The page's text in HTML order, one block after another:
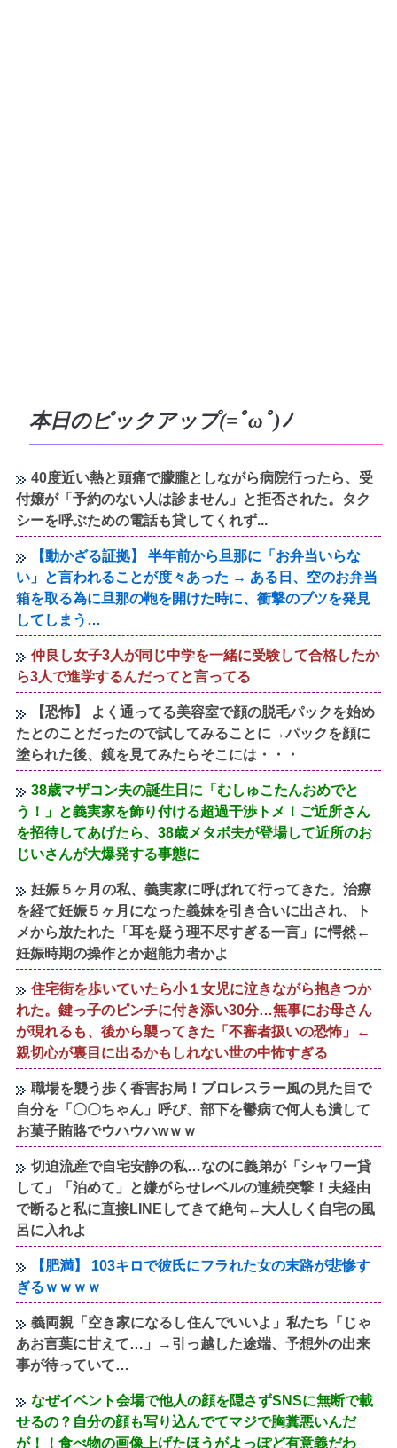
本日のピックアップ(=ﾟωﾟ)ﾉ
40度近い熱と頭痛で朦朧としながら病院行ったら、受
付嬢が「予約のない人は診ません」と拒否された。タク
シーを呼ぶための電話も貸してくれず...
【動かざる証拠】 半年前から旦那に「お弁当いらな
い」と言われることが度々あった → ある日、空のお弁当
箱を取る為に旦那の鞄を開けた時に、衝撃のブツを発見
してしまう…
仲良し女子3人が同じ中学を一緒に受験して合格したか
ら3人で進学するんだってと言ってる
【恐怖】 よく通ってる美容室で顔の脱毛パックを始め
たとのことだったので試してみることに→パックを顔に
塗られた後、鏡を見てみたらそこには・・・
38歳マザコン夫の誕生日に「むしゅこたんおめでと
う！」と義実家を飾り付ける超過干渉トメ！ご近所さん
を招待してあげたら、38歳メタボ夫が登場して近所のお
じいさんが大爆発する事態に
妊娠５ヶ月の私、義実家に呼ばれて行ってきた。治療
を経て妊娠５ヶ月になった義妹を引き合いに出され、ト
メから放たれた「耳を疑う理不尽すぎる一言」に愕然←
妊娠時期の操作とか超能力者かよ
住宅街を歩いていたら小１女児に泣きながら抱きつか
れた。鍵っ子のピンチに付き添い30分…無事にお母さん
が現れるも、後から襲ってきた「不審者扱いの恐怖」←
親切心が裏目に出るかもしれない世の中怖すぎる
職場を襲う歩く香害お局！プロレスラー風の見た目で
自分を「〇〇ちゃん」呼び、部下を鬱病で何人も潰して
お菓子賄賂でウハウハwｗｗ
切迫流産で自宅安静の私…なのに義弟が「シャワー貸
して」「泊めて」と嫌がらせレベルの連続突撃！夫経由
で断ると私に直接LINEしてきて絶句←大人しく自宅の風
呂に入れよ
【肥満】 103キロで彼氏にフラれた女の末路が悲惨す
ぎるｗｗｗｗ
義両親「空き家になるし住んでいいよ」私たち「じゃ
あお言葉に甘えて…」→引っ越した途端、予想外の出来
事が待っていて…
なぜイベント会場で他人の顔を隠さずSNSに無断で載
せるの？自分の顔も写り込んでてマジで胸糞悪いんだ
が！！食べ物の画像上げたほうがよっぽど有意義だわ